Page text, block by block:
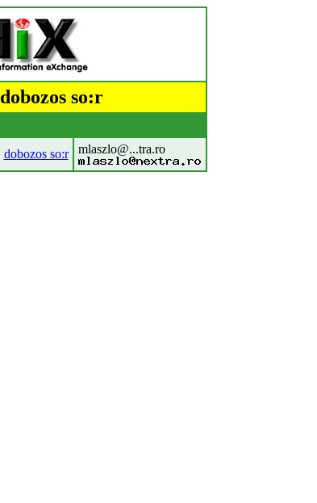
dobozos so:r
dobozos so:r mlaszlo@...tra.ro